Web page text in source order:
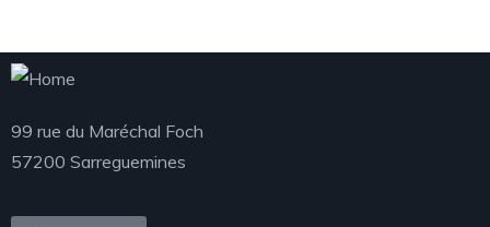
99 rue du Maréchal Foch
57200 Sarreguemines